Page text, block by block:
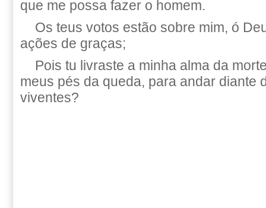
que me possa fazer o homem.
Os teus votos estão sobre mim, ó
ações de graças;
Pois tu livraste a minha alma da
meus pés da queda, para andar diante
viventes?